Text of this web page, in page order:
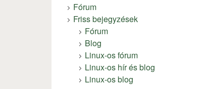
Fórum
Friss bejegyzések
Fórum
Blog
Linux-os fórum
Linux-os hír és blog
Linux-os blog